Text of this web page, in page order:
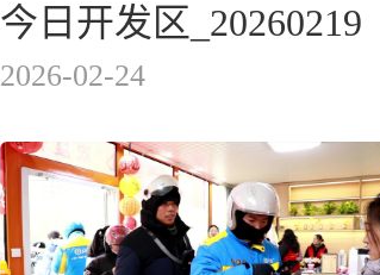
今日开发区_20260219
2026-02-24